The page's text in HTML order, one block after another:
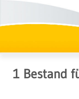
1 Bestand